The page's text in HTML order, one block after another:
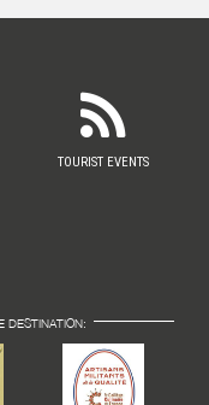
TOURIST EVENTS
DESTINATION: